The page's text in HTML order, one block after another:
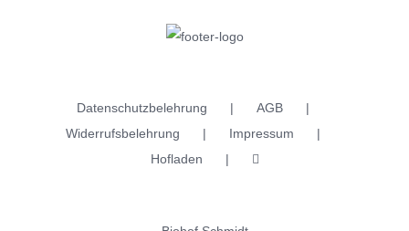
Datenschutzbelehrung
AGB
Widerrufsbelehrung
Impressum
Hofladen